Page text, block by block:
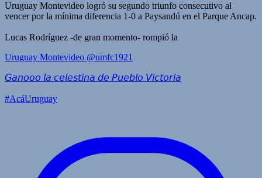
Uruguay Montevideo logró su segundo triunfo consecutivo al
vencer por la mínima diferencia 1-0 a Paysandú en el Parque Ancap.
Lucas Rodríguez -de gran momento- rompió la
Uruguay Montevideo @umfc1921
𝘎𝘢𝘯𝘰𝘰𝘰 𝘭𝘢 𝘤𝘦𝘭𝘦𝘴𝘵𝘪𝘯𝘢 𝘥𝘦 𝘗𝘶𝘦𝘣𝘭𝘰 𝘝𝘪𝘤𝘵𝘰𝘳𝘪𝘢
#AcáUruguay